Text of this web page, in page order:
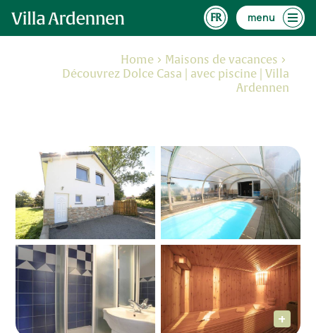
menu
Home
Maisons de vacances
Découvrez Dolce Casa | avec piscine | Villa
Ardennen